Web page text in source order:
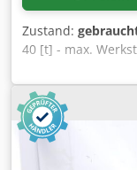
Zustand:
40 [t] - max.
Durchmesser : 80
Werkzeug
2100 x 2200 [mm]
Steuerung CNC
Kühlmitteltank mit
Ausbohren Räder